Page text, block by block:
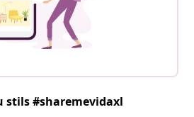
#sharemevidaxl